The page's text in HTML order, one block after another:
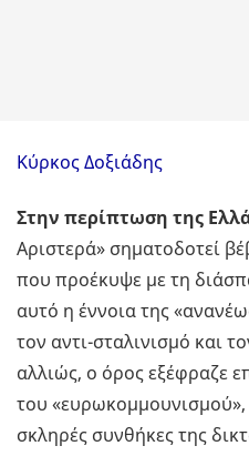
Κύρκος Δοξιάδης
Στην περίπτωση της
Αριστερά» σηματοδοτεί
που προέκυψε με τη
αυτό η έννοια της
τον αντι-σταλινισμό και
αλλιώς, ο όρος εξέφραζε
του «ευρωκομμουνισμού»,
σκληρές συνθήκες της